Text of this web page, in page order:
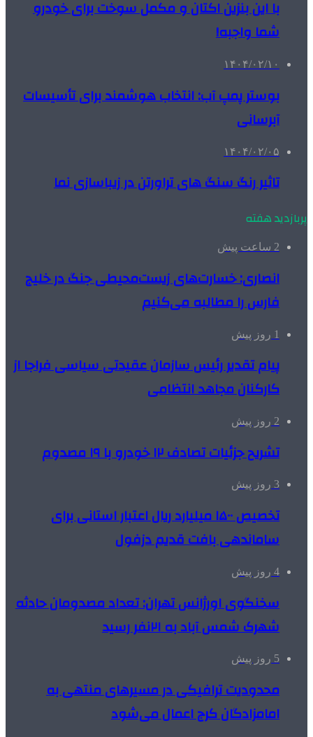
با این بنزین اکتان و مکمل سوخت برای خودرو
شما واجبه!
۱۴۰۴/۰۲/۱۰
بوستر پمپ آب: انتخاب هوشمند برای تأسیسات
آبرسانی
۱۴۰۴/۰۲/۰۵
تاثیر رنگ سنگ های تراورتن در زیباسازی نما
پربازدید هفته
2 ساعت پیش
انصاری: خسارت‌های زیست‌محیطی جنگ در خلیج
فارس را مطالبه‌ می‌کنیم
1 روز پیش
پیام تقدیر رئیس سازمان عقیدتی سیاسی فراجا از
کارکنان مجاهد انتظامی
2 روز پیش
تشریح جزئیات تصادف ۱۲ خودرو با ۱۹ مصدوم
3 روز پیش
تخصیص ۱۵۰۰ میلیارد ریال اعتبار استانی برای
ساماندهی بافت قدیم دزفول
4 روز پیش
سخنگوی اورژانس تهران: تعداد مصدومان حادثه
شهرک شمس آباد به ۲۱نفر رسید
5 روز پیش
محدودیت ترافیکی در مسیرهای منتهی به
امامزادگان کرج اعمال می‌شود